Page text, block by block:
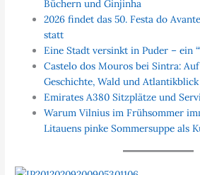
Büchern und Ginjinha
2026 findet das 50. Festa do
statt
Eine Stadt versinkt in Puder – ein
Castelo dos Mouros bei Sintra:
Geschichte, Wald und Atlantikblick
Emirates A380 Sitzplätze und
Warum Vilnius im Frühsommer
Litauens pinke Sommersuppe als